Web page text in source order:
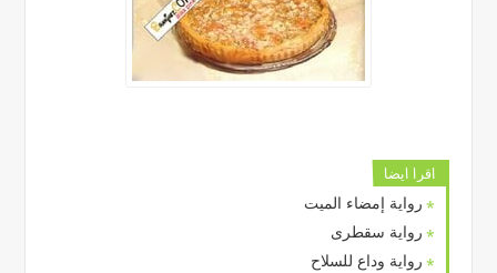
اقرا ايضا
رواية إمضاء الميت
رواية سقطرى
رواية وداع للسلاح